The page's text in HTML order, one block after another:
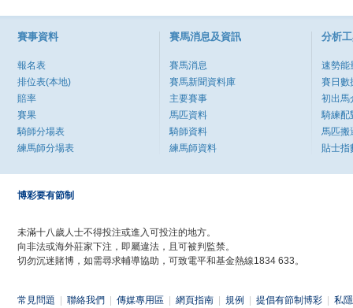
賽事資料
報名表
排位表(本地)
賠率
賽果
騎師分場表
練馬師分場表
賽馬消息及資訊
賽馬消息
賽馬新聞資料庫
主要賽事
馬匹資料
騎師資料
練馬師資料
分析
速勢能
賽日數
初出馬
騎練配
馬匹搬
貼士指
博彩要有節制
未滿十八歲人士不得投注或進入可投注的地方。
向非法或海外莊家下注，即屬違法，且可被判監禁。
切勿沉迷賭博，如需尋求輔導協助，可致電平和基金熱線1834 633。
常見問題 聯絡我們 傳媒專用區 網頁指南 規例 提倡有節制博彩 私